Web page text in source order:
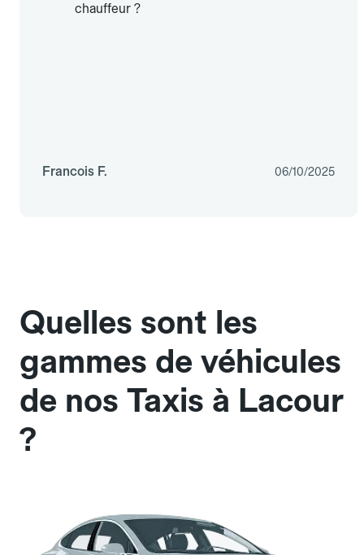
chauffeur ?
Francois F. 06/10/2025
Quelles sont les
gammes de véhicules
de nos Taxis à Lacour
?